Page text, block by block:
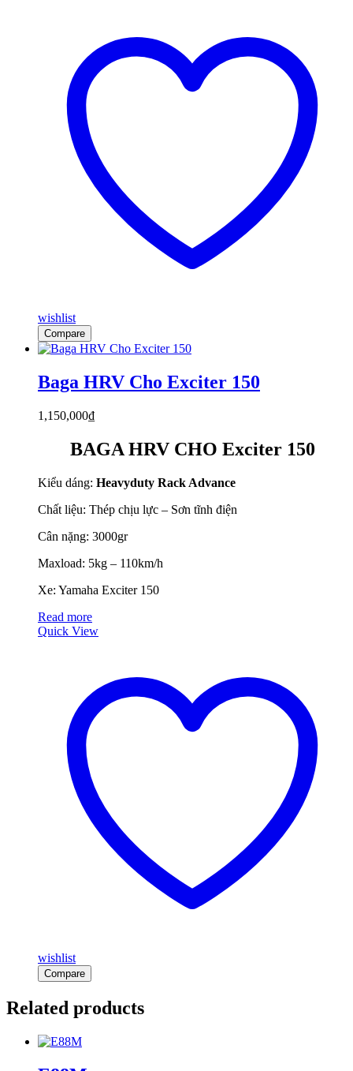
wishlist
Compare
Baga HRV Cho Exciter 150
1,150,000₫
BAGA HRV CHO Exciter 150
Kiểu dáng: Heavyduty Rack Advance
Chất liệu: Thép chịu lực – Sơn tĩnh điện
Cân nặng: 3000gr
Maxload: 5kg – 110km/h
Xe: Yamaha Exciter 150
Read more
Quick View
wishlist
Compare
Related products